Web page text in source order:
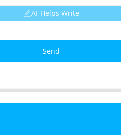
AI Helps Write
Send